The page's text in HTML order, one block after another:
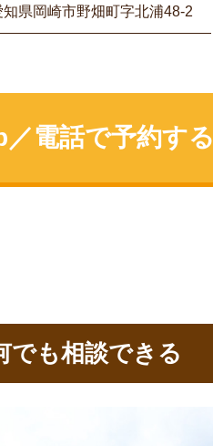
県岡崎市野畑町字北浦48-2
／電話で予約する
でも相談できる